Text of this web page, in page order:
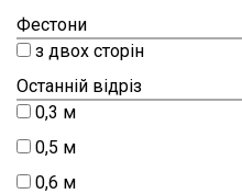
Фестони
з двох сторін
Останній відріз
0,3 м
0,5 м
0,6 м